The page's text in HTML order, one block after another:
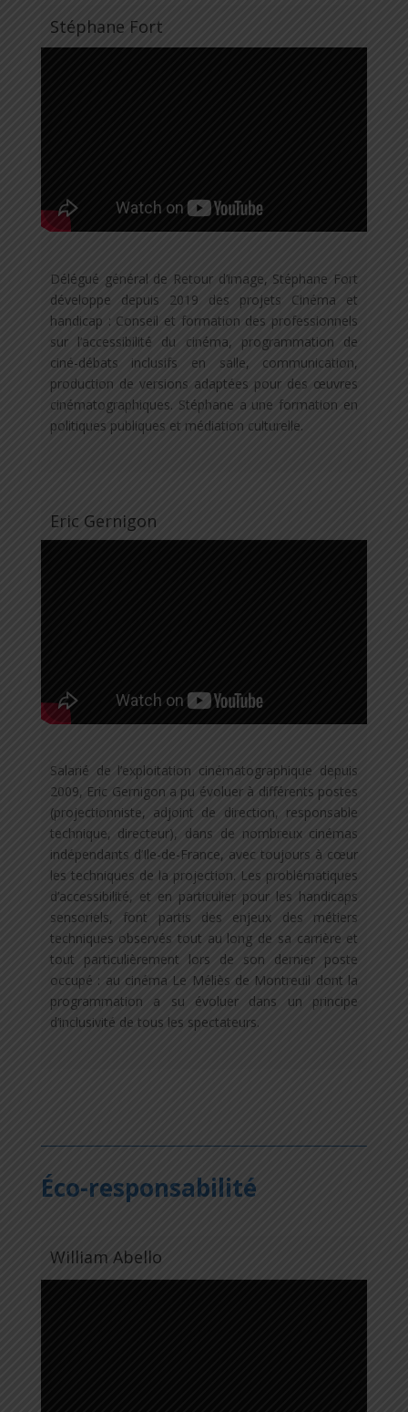
Stéphane Fort
Délégué général de Retour d’image, Stéphane Fort
développe depuis 2019 des projets Cinéma et
handicap : Conseil et formation des professionnels
sur l’accessibilité du cinéma, programmation de
ciné-débats inclusifs en salle, communication,
production de versions adaptées pour des œuvres
cinématographiques. Stéphane a une formation en
politiques publiques et médiation culturelle.
Eric Gernigon
Salarié de l’exploitation cinématographique depuis
2009, Eric Gernigon a pu évoluer à différents postes
(projectionniste, adjoint de direction, responsable
technique, directeur), dans de nombreux cinémas
indépendants d’Ile-de-France, avec toujours à cœur
les techniques de la projection. Les problématiques
d’accessibilité, et en particulier pour les handicaps
sensoriels, font partis des enjeux des métiers
techniques observés tout au long de sa carrière et
tout particulièrement lors de son dernier poste
occupé : au cinéma Le Méliès de Montreuil dont la
programmation a su évoluer dans un principe
d’inclusivité de tous les spectateurs.
Éco-responsabilité
William Abello